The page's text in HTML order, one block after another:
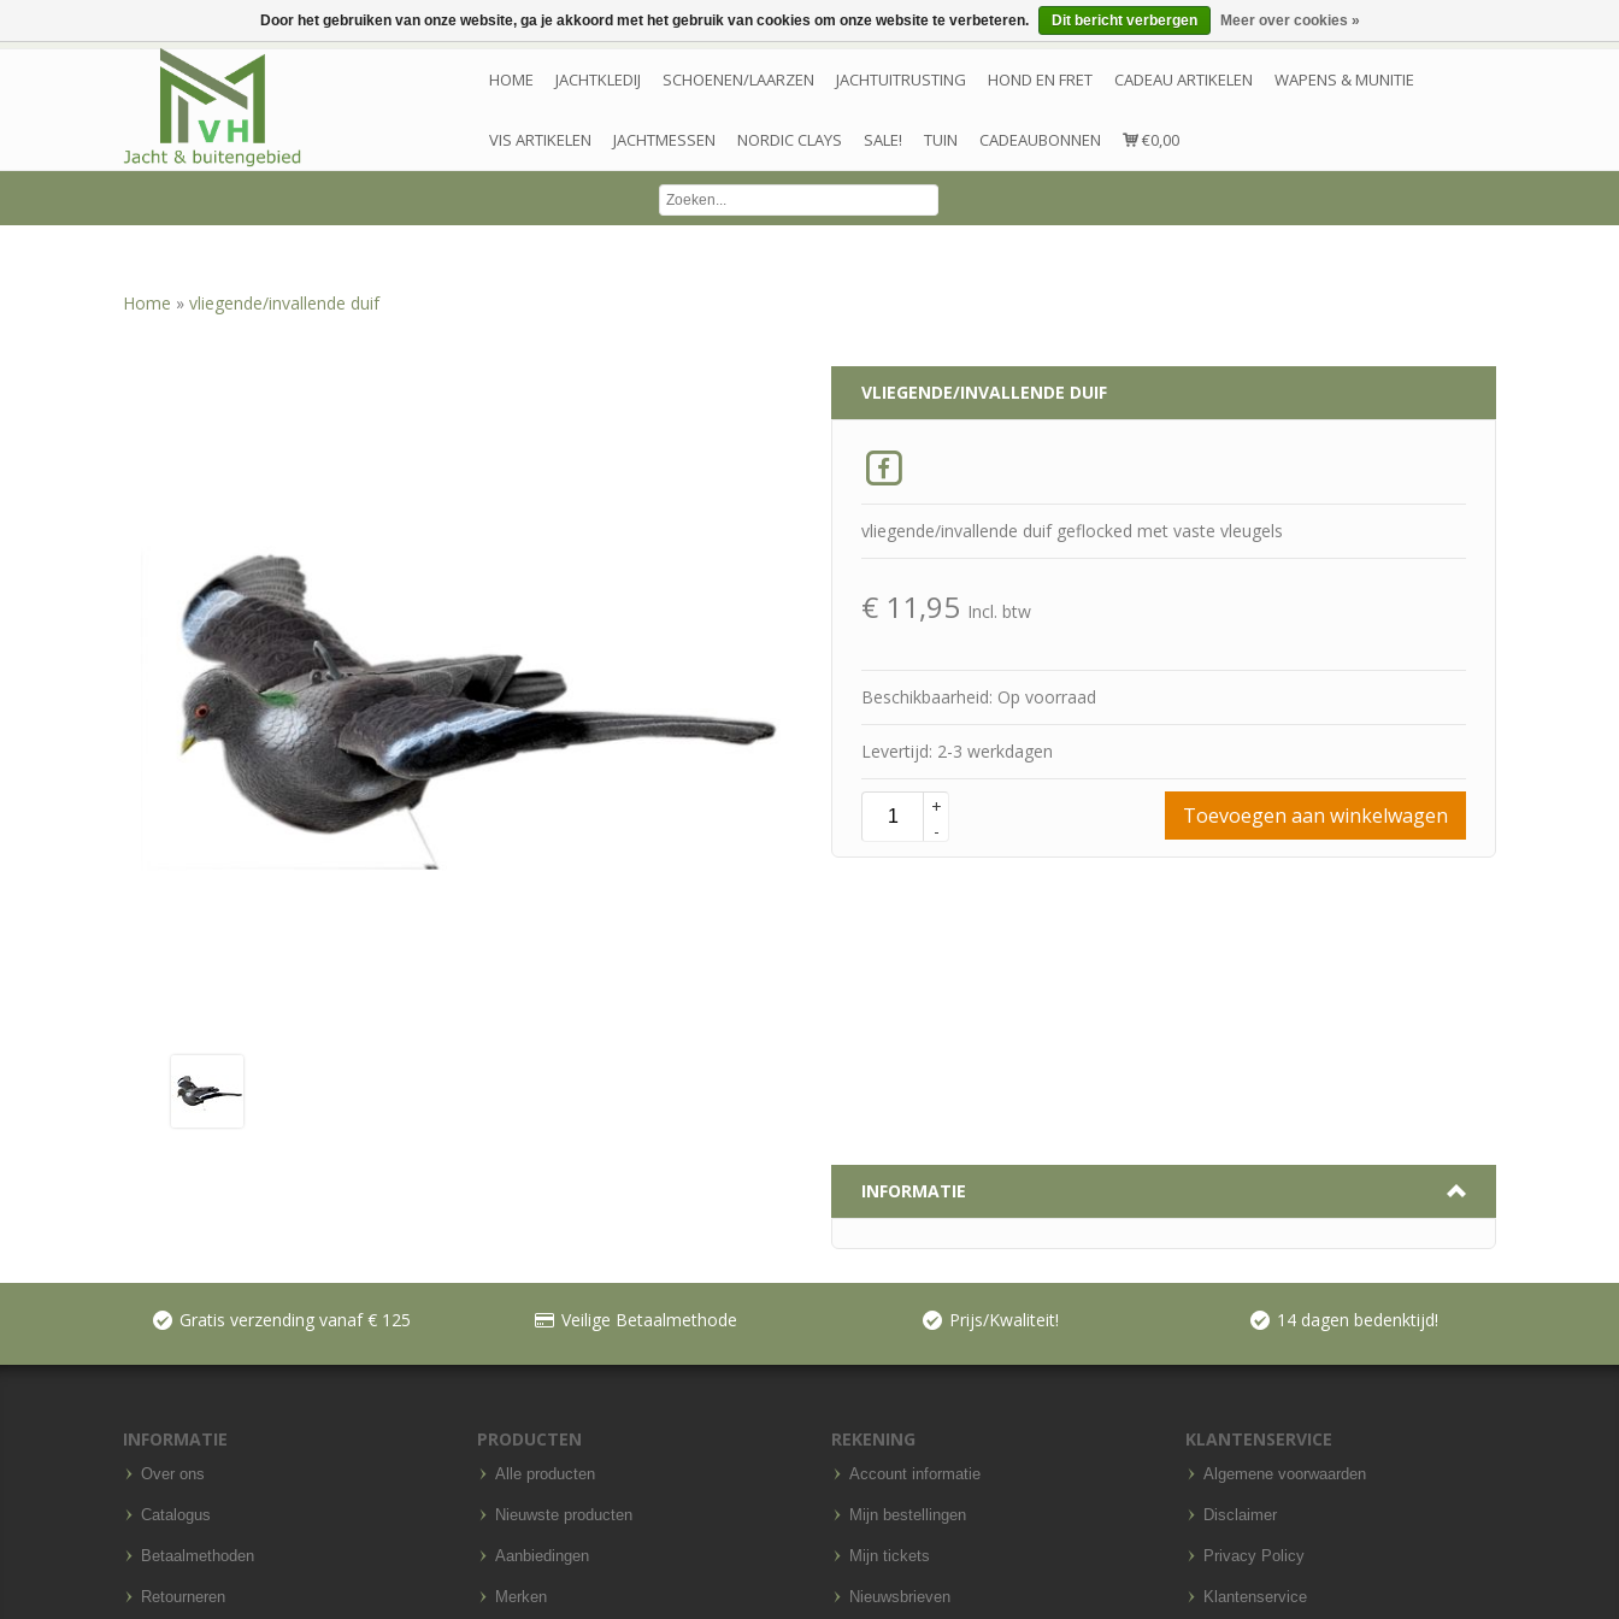
Inloggen Account aanmaken
HOME JACHTKLEDIJ SCHOENEN/LAARZEN JACHTUITRUSTING HOND EN FRET CADEAU ARTIKELEN WAPENS & MUNITIE
VIS ARTIKELEN JACHTMESSEN NORDIC CLAYS SALE! TUIN CADEAUBONNEN €0,00
Home » vliegende/invallende duif
VLIEGENDE/INVALLENDE DUIF
vliegende/invallende duif geflocked met vaste vleugels
€ 11,95 Incl. btw
Beschikbaarheid: Op voorraad
Levertijd: 2-3 werkdagen
+
-
Toevoegen aan winkelwagen
INFORMATIE
Gratis verzending vanaf € 125 Veilige Betaalmethode Prijs/Kwaliteit! 14 dagen bedenktijd!
INFORMATIE
Over ons
Catalogus
Betaalmethoden
Retourneren
PRODUCTEN
Alle producten
Nieuwste producten
Aanbiedingen
Merken
REKENING
Account informatie
Mijn bestellingen
Mijn tickets
Nieuwsbrieven
KLANTENSERVICE
Algemene voorwaarden
Disclaimer
Privacy Policy
Klantenservice
Door het gebruiken van onze website, ga je akkoord met het gebruik van cookies om onze website te verbeteren. Dit bericht verbergen Meer over cookies »